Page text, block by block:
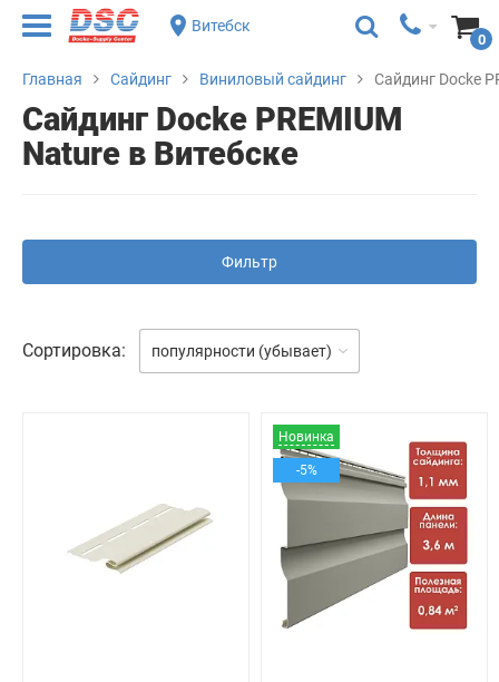
Витебск
0
Главная Сайдинг Виниловый сайдинг Сайдинг Docke
Сайдинг Docke PREMIUM
Nature в Витебске
Фильтр
Сортировка: популярности (убывает)
Новинка
-5%